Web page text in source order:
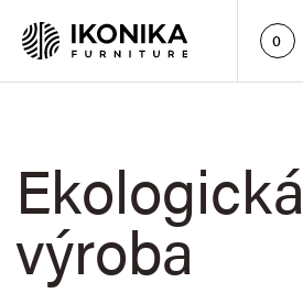
0
Ekologická
výroba